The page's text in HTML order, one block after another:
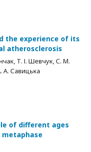
the experience of its
atherosclerosis
Т. І. Шевчук, С. М.
А. Савицька
of different ages